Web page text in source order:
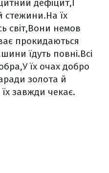
дефіцит,І
стежини.На їх
світ,Вони немов
прокидаються
їдуть повні.Всі
У їх очах добро
золота й
завжди чекає.